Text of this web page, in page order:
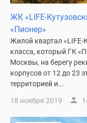
Скидки
акции
Макс
ЖК «LIFE-
«Пионер»
Жилой квартал «LIFE-
класса, который ГК
Москвы, на берегу
корпусов от 12 до 23
территорией и...
18 ноября 2019